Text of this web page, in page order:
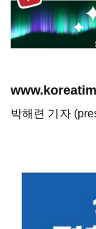
박해련 기자